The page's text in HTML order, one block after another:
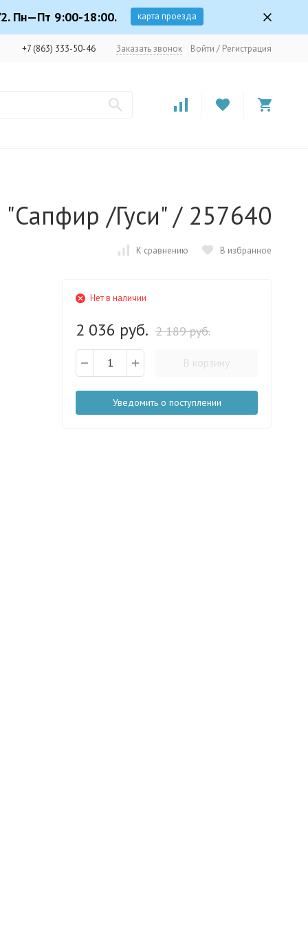
Пн—Пт 9:00-18:00. карта проезда
+7 (863) 333-50-46 Заказать звонок Войти / Регистрация
/Гуси" / 257640
К сравнению В избранное
Нет в наличии
2 036 руб. 2 189 руб.
В корзину
Уведомить о поступлении